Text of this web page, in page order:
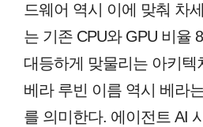
드웨어 역시 이에 맞춰 차
는 기존 CPU와 GPU 비율
대등하게 맞물리는 아키텍
베라 루빈 이름 역시 베라
를 의미한다. 에이전트 AI